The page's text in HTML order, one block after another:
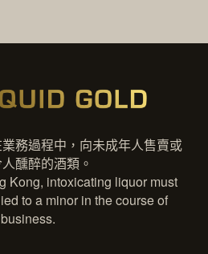
務過程中，向未成年人售賣或
醺醉的酒類。
Kong, intoxicating liquor must
to a minor in the course of
business.